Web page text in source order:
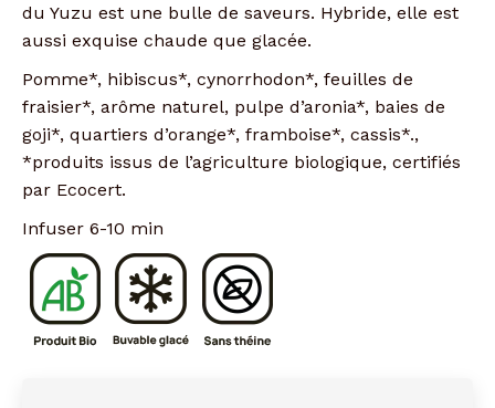
du Yuzu est une bulle de saveurs. Hybride, elle est
aussi exquise chaude que glacée.
Pomme*, hibiscus*, cynorrhodon*, feuilles de
fraisier*, arôme naturel, pulpe d’aronia*, baies de
goji*, quartiers d’orange*, framboise*, cassis*.,
*produits issus de l’agriculture biologique, certifiés
par Ecocert.
Infuser 6-10 min